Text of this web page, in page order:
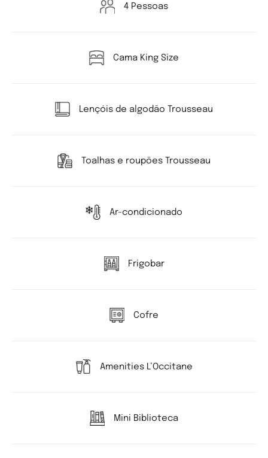
4 Pessoas
Cama King Size
Lençóis de algodão Trousseau
Toalhas e roupões Trousseau
Ar-condicionado
Frigobar
Cofre
Amenities L’Occitane
Mini Biblioteca